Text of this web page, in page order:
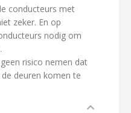
conducteurs met
zeker. En op
nodig om
risico nemen dat
deuren komen te